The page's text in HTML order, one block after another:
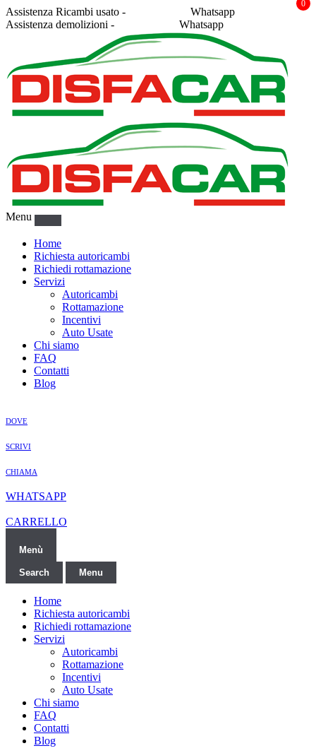
Assistenza Ricambi usato -
Whatsapp
Assistenza demolizioni -
Whatsapp
Menu
Home
Richiesta autoricambi
Richiedi rottamazione
Servizi
Autoricambi
Rottamazione
Incentivi
Auto Usate
Chi siamo
FAQ
Contatti
Blog
DOVE
SCRIVI
CHIAMA
WHATSAPP
0
CARRELLO
Menù
Search Menu
Home
Richiesta autoricambi
Richiedi rottamazione
Servizi
Autoricambi
Rottamazione
Incentivi
Auto Usate
Chi siamo
FAQ
Contatti
Blog